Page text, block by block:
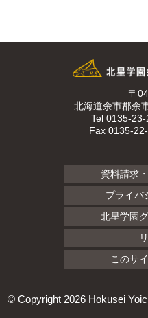
〒
北海道余市郡余
Tel 0135-23-
Fax 0135-
資料請求
プライバ
北星学園
このサ
© Copyright 2026 Hokusei